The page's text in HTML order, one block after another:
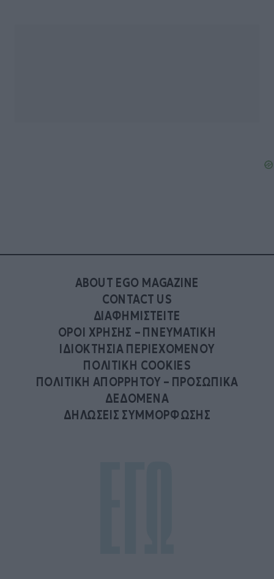
ABOUT EGO MAGAZINE
CONTACT US
ΔΙΑΦΗΜΙΣΤΕΙΤΕ
ΟΡΟΙ ΧΡΗΣΗΣ – ΠΝΕΥΜΑΤΙΚΗ
ΙΔΙΟΚΤΗΣΙΑ ΠΕΡΙΕΧΟΜΕΝΟΥ
ΠΟΛΙΤΙΚΗ COOKIES
ΠΟΛΙΤΙΚΗ ΑΠΟΡΡΗΤΟΥ – ΠΡΟΣΩΠΙΚΑ
ΔΕΔΟΜΕΝΑ
ΔΗΛΩΣΕΙΣ ΣΥΜΜΟΡΦΩΣΗΣ